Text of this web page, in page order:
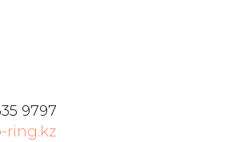
9797
ring.kz